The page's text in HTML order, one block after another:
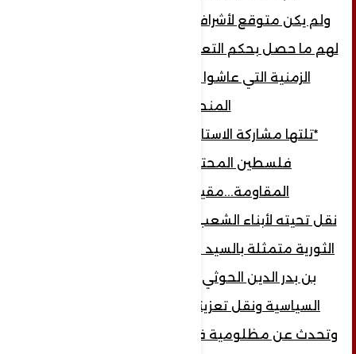
ولم يكن متوقع لأشراف آل الرميمة أن يحصل
لهم ما حصل بحكم التعايش والمعايشة والفترة
الزمنية التي عاشوا من خلالها بين ابناء
المنطقة..
*تلتها مشاركة الاستاذ وسام المقيد.. من
فلسطين المحتلة من أبناء غزة
المقاومة...مقيم في المهجر...
نقل تحيته لأبناء الشعب اليمني العزيز وللقيادة
الثورية متمثلة بالسيد العلم القائد عبد الملك
بن بدر الدين الحوثي حفظه الله وللقيادة
السياسية ونقل تعزيته لأشراف آل الرميمة
وتحدث عن مظلومية فلسطين وابناء غزة التي